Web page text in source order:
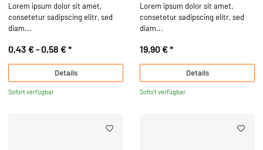
Lorem ipsum dolor sit amet,
consetetur sadipscing elitr, sed
diam...
0,43 € -0,58 €*
Details
Sofort verfügbar
Lorem ipsum dolor sit amet,
consetetur sadipscing elitr, sed
diam...
19,90 €*
Details
Sofort verfügbar